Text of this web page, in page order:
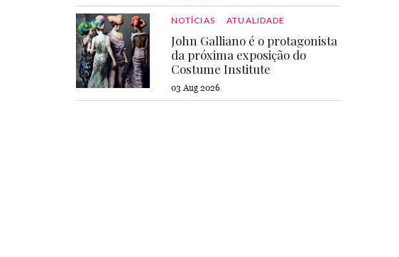
NOTÍCIAS ATUALIDADE
John Galliano é o protagonista
da próxima exposição do
Costume Institute
03 Aug 2026